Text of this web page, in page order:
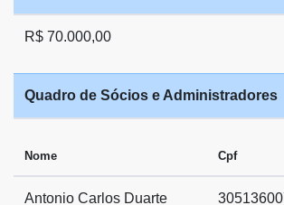
R$ 70.000,00
Quadro de Sócios e Administradores
Nome Cpf
Antonio Carlos Duarte